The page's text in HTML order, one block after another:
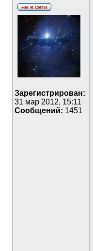
Зарегистрирован:
31 мар 2012, 15:11
Сообщений: 1451